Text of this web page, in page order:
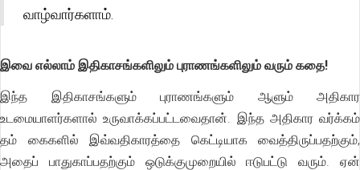
வாழ்வார்களாம்.
இவை எல்லாம் இதிகாசங்களிலும் புராணங்களிலும் வரும் கதை!
இந்த இதிகாசங்களும் புராணங்களும் ஆளும் அதிகார
உடமையாளர்களால் உருவாக்கப்பட்டவைதான். இந்த அதிகார வர்க்கம்
தம் கைகளில் இவ்வதிகாரத்தை கெட்டியாக வைத்திருப்பதற்கும்,
அதைப் பாதுகாப்பதற்கும் ஒடுக்குமுறையில் ஈடுபட்டு வரும். ஏன்